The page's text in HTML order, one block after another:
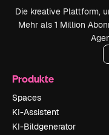
Die kreative Plattform,
Mehr als 1 Million
Produkte
Spaces
KI-Assistent
KI-Bildgenerator